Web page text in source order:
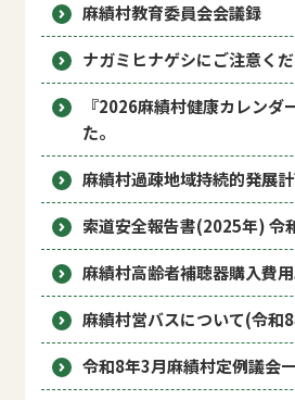
麻績村教育委員会会議録
ナガミヒナゲシにご注意く
『2026麻績村健康カレンダ
た。
麻績村過疎地域持続的発展
索道安全報告書(2025年) 令
麻績村高齢者補聴器購入費
麻績村営バスについて(令和
令和8年3月麻績村定例議会